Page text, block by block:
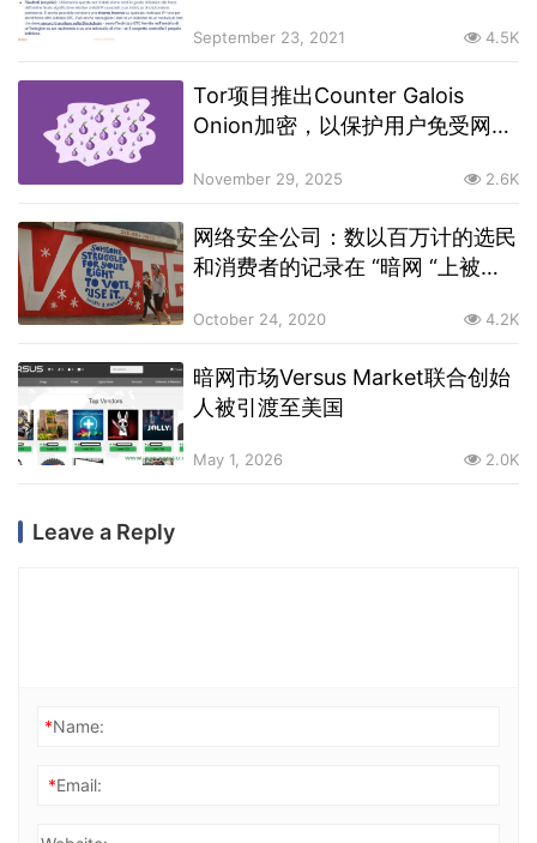
September 23, 2021 4.5K
Tor项目推出Counter Galois
Onion加密，以保护用户免受网络
November 29, 2025 2.6K
网络安全公司：数以百万计的选民
和消费者的记录在 “暗网 “上被出
October 24, 2020 4.2K
暗网市场Versus Market联合创始
人被引渡至美国
May 1, 2026 2.0K
Leave a Reply
*Name:
*Email: